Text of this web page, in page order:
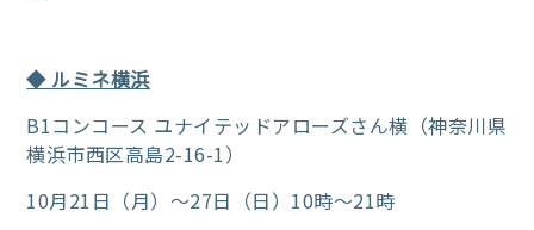
◆ ルミネ横浜
B1コンコース ユナイテッドアローズさん横（神奈川県
横浜市西区高島2-16-1）
10月21日（月）～27日（日）10時～21時